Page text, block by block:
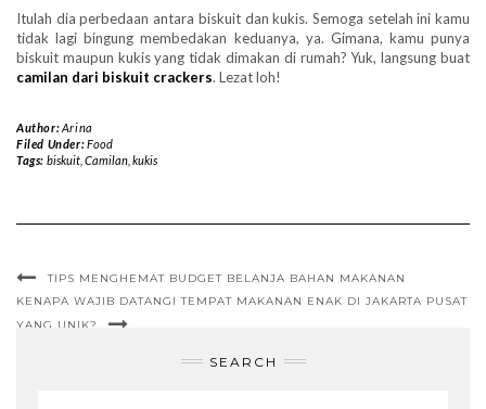
Itulah dia perbedaan antara biskuit dan kukis. Semoga setelah ini kamu
tidak lagi bingung membedakan keduanya, ya. Gimana, kamu punya
biskuit maupun kukis yang tidak dimakan di rumah? Yuk, langsung buat
camilan dari biskuit crackers. Lezat loh!
Author:Arina
Filed Under:Food
Tags: biskuit, Camilan, kukis
TIPS MENGHEMAT BUDGET BELANJA BAHAN MAKANAN
KENAPA WAJIB DATANGI TEMPAT MAKANAN ENAK DI JAKARTA PUSAT
YANG UNIK?
SEARCH